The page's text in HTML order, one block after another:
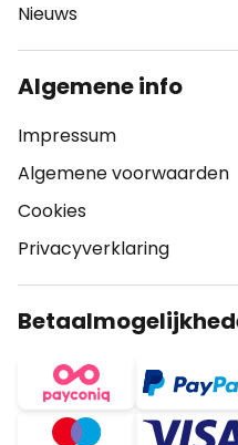
Nieuws
Algemene info
Impressum
Algemene voorwaarden
Cookies
Privacyverklaring